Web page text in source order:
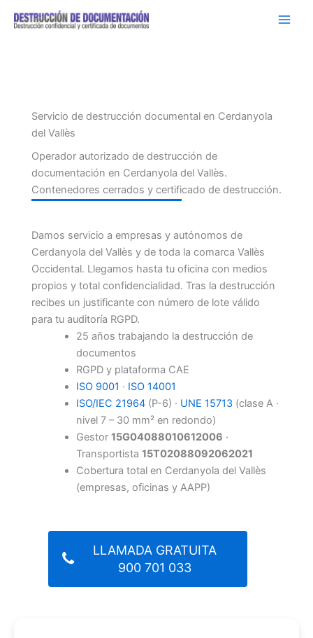
Servicio de destrucción documental en Cerdanyola
del Vallès
Operador autorizado de destrucción de
documentación en Cerdanyola del Vallès.
Contenedores cerrados y certificado de destrucción.
Damos servicio a empresas y autónomos de
Cerdanyola del Vallès y de toda la comarca Vallès
Occidental. Llegamos hasta tu oficina con medios
propios y total confidencialidad. Tras la destrucción
recibes un justificante con número de lote válido
para tu auditoría RGPD.
25 años trabajando la destrucción de
documentos
RGPD y plataforma CAE
ISO 9001 · ISO 14001
ISO/IEC 21964(P-6) · UNE 15713(clase A ·
nivel 7 – 30 mm² en redondo)
Gestor 15G04088010612006 ·
Transportista 15T02088092062021
Cobertura total en Cerdanyola del Vallès
(empresas, oficinas y AAPP)
LLAMADA GRATUITA
900 701 033